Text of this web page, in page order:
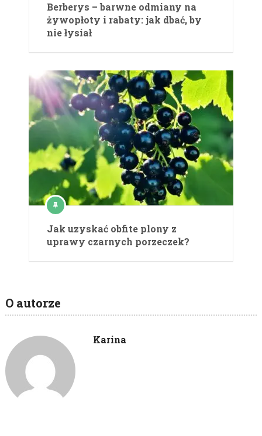
Berberys – barwne odmiany na
żywopłoty i rabaty: jak dbać, by
nie łysiał
Jak uzyskać obfite plony z
uprawy czarnych porzeczek?
O autorze
Karina